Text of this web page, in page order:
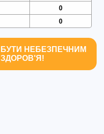
0
0
НЕБЕЗПЕЧНИМ